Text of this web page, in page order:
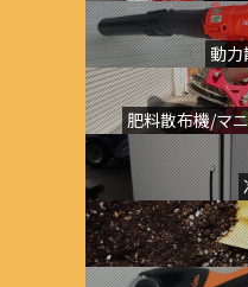
動
肥料散布機/マ